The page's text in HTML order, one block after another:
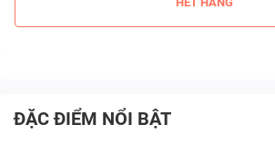
ĐẶC ĐIỂM NỔI BẬT